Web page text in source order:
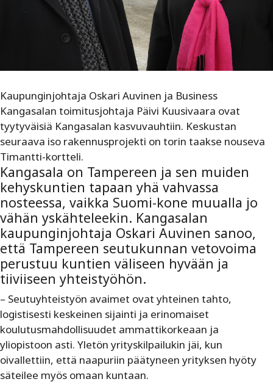
Kaupunginjohtaja Oskari Auvinen ja Business
Kangasalan toimitusjohtaja Päivi Kuusivaara ovat
tyytyväisiä Kangasalan kasvuvauhtiin. Keskustan
seuraava iso rakennusprojekti on torin taakse nouseva
Timantti-kortteli.
Kangasala on Tampereen ja sen muiden
kehyskuntien tapaan yhä vahvassa
nosteessa, vaikka Suomi-kone muualla jo
vähän yskähteleekin. Kangasalan
kaupunginjohtaja Oskari Auvinen sanoo,
että Tampereen seutukunnan vetovoima
perustuu kuntien väliseen hyvään ja
tiiviiseen yhteistyöhön.
– Seutuyhteistyön avaimet ovat yhteinen tahto,
logistisesti keskeinen sijainti ja erinomaiset
koulutusmahdollisuudet ammattikorkeaan ja
yliopistoon asti. Yletön yrityskilpailukin jäi, kun
oivallettiin, että naapuriin päätyneen yrityksen hyöty
säteilee myös omaan kuntaan.